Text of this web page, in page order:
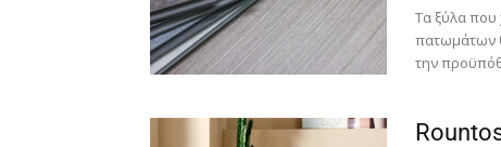
Τα ξύλα που
πατωμάτων
την